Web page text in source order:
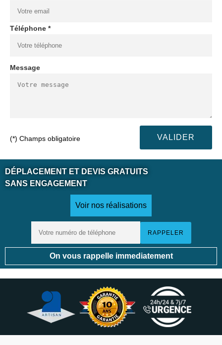
Téléphone *
Message
(*) Champs obligatoire
DÉPLACEMENT ET DEVIS GRATUITS
SANS ENGAGEMENT
Voir nos réalisations
On vous rappelle immediatement